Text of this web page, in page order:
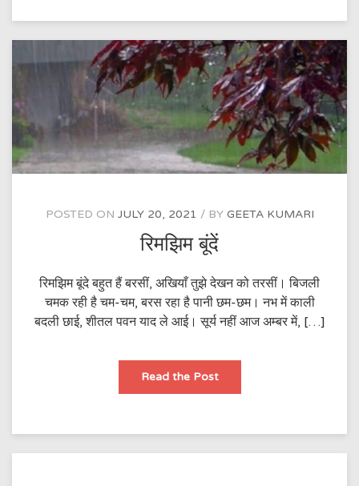
रात
POSTED ON JULY 20, 2021 BY GEETA KUMARI
रिमझिम बूंदें
रिमझिम बूंदे बहुत हैं बरसीं, अखियाँ तुझे देखन को तरसीं। बिजली
चमक रही है चम-चम, बरस रहा है पानी छम-छम। नभ में काली
बदली छाई, शीतल पवन याद ले आई। सूर्य नहीं आज अम्बर में, […]
Read the Postरिमझिम